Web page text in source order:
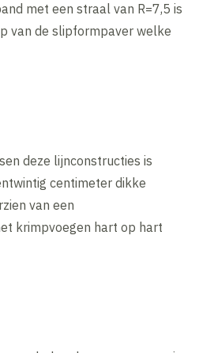
met een straal van R=7,5 is
van de slipformpaver welke
deze lijnconstructies is
centimeter dikke
van een
krimpvoegen hart op hart